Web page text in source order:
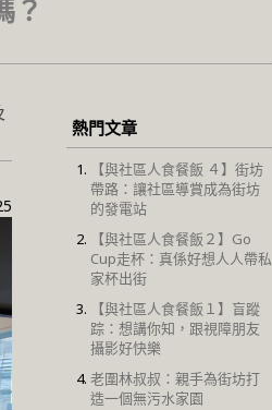
？
熱門文章
【與社區人食餐飯 ４】街坊
帶路：讓社區導賞成為街坊
的發電站
【與社區人食餐飯２】Go
Cup走杯：真係好想人人帶私
家杯出街
【與社區人食餐飯１】盲蹤
踪：想講你知，跟視障朋友
攝影好快樂
老圍林叔叔：親手為街坊打
造一個無污水家園